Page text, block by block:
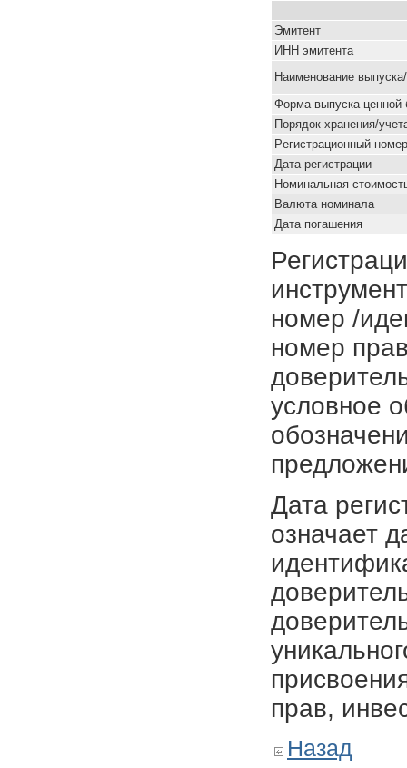
Эмитент
ИНН эмитента
Наименование
Форма выпуска ценной
Порядок хранения/
Pегистрационный номер
Дата регистрации
Номинальная
Валюта номинала
Дата погашения
номер /
номер
условное
Дата
означает
прав,
Назад